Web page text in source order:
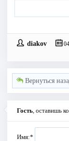
diakov
Вернуться
Гость , оставишь
Имя:*